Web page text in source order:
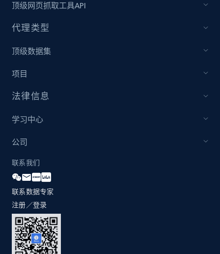
顶级网页抓取工具API
代理类型
顶级数据集
项目
法律信息
学习中心
公司
联系我们
联系数据专家
注册／登录